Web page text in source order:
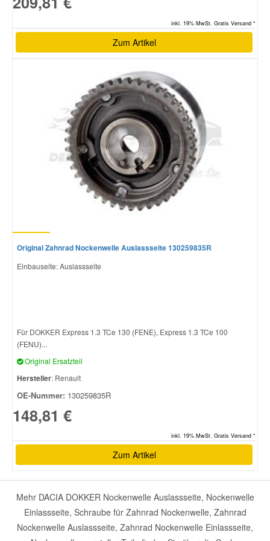
inkl. 19% MwSt. Gratis Versand *
Zum Artikel
Original Zahnrad Nockenwelle Auslassseite 130259835R
Einbauseite: Auslassseite
Für DOKKER Express 1.3 TCe 130 (FENE), Express 1.3 TCe 100
(FENU)...
Original Ersatzteil
Hersteller: Renault
OE-Nummer: 130259835R
148,81 €
inkl. 19% MwSt. Gratis Versand *
Zum Artikel
Mehr DACIA DOKKER Nockenwelle Auslassseite, Nockenwelle
Einlassseite, Schraube für Zahnrad Nockenwelle, Zahnrad
Nockenwelle Auslassseite, Zahnrad Nockenwelle Einlassseite,